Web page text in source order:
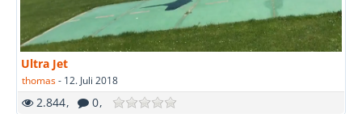
Ultra Jet
thomas- 12. Juli 2018
2.844 0